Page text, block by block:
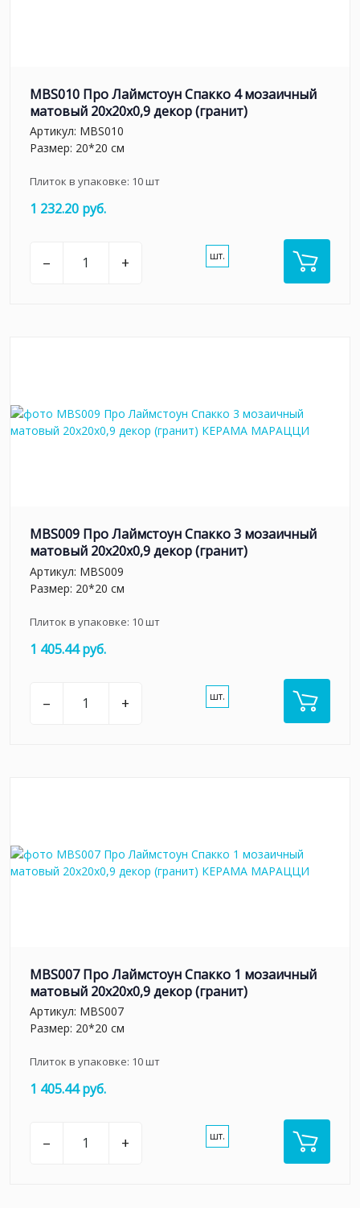
MBS010 Про Лаймстоун Спакко 4 мозаичный
матовый 20х20х0,9 декор (гранит)
Артикул: MBS010
Размер: 20*20 см
Плиток в упаковке: 10шт
1 232.20 руб.
– + шт.
MBS009 Про Лаймстоун Спакко 3 мозаичный
матовый 20х20х0,9 декор (гранит)
Артикул: MBS009
Размер: 20*20 см
Плиток в упаковке: 10шт
1 405.44 руб.
– + шт.
MBS007 Про Лаймстоун Спакко 1 мозаичный
матовый 20х20х0,9 декор (гранит)
Артикул: MBS007
Размер: 20*20 см
Плиток в упаковке: 10шт
1 405.44 руб.
– + шт.